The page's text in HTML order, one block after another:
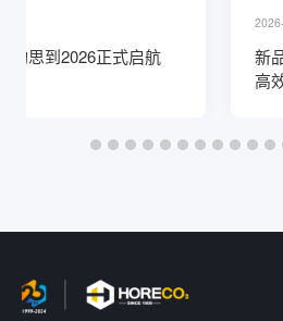
新品亮相 | 和丰利Ares 50NB